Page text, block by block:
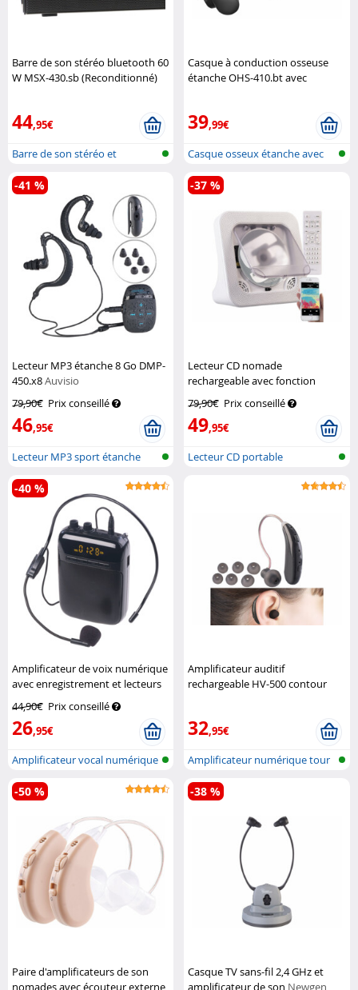
Barre de son stéréo bluetooth 60
W MSX-430.sb (Reconditionné)
44,95€
Barre de son stéréo et
bluetooth
Casque à conduction osseuse
étanche OHS-410.bt avec
39,99€
Casque osseux étanche avec
bluetoot...
Lecteur MP3 étanche 8 Go DMP-
450.x8Auvisio
79,90€ Prix conseillé
46,95€
-41 %
Lecteur MP3 sport étanche
Lecteur CD nomade
rechargeable avec fonction
bluetooth et haut-parleurs
Auvisio
79,90€ Prix conseillé
49,95€
-37 %
Lecteur CD portable
Amplificateur de voix numérique
avec enregistrement et lecteurs
44,90€ Prix conseillé
26,95€
-40 %
Amplificateur vocal numérique
avec...
Amplificateur auditif
rechargeable HV-500 contour
32,95€
Amplificateur numérique tour
d'orei...
Paire d'amplificateurs de son
nomades avec écouteur externe
-50 %
Casque TV sans-fil 2,4 GHz et
amplificateur de son Newgen
-38 %